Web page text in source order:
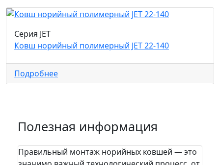
Серия JET
Ковш норийный полимерный JET 22-140
Подробнее
Полезная информация
Правильный монтаж норийных ковшей — это